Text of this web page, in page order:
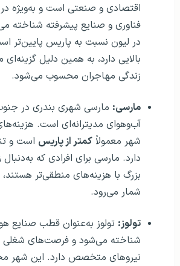
اقتصادی و صنعتی است و به‌ویژه
فناوری و صنایع پیشرفته شناخته
در لیون نسبت به پاریس پایین‌تر
بالایی دارد، به همین دلیل
زندگی مهاجران محسوب می‌شود.
مارسی: مارسی شهری بندری در
آب‌وهوای مدیترانه‌ای است.
شهر معمولاً کمتر از پاریس است و
دارد. مارسی برای افرادی که
بزرگ با هزینه‌های منطقی‌تر
شمار می‌رود.
تولوز: تولوز به‌عنوان قطب صنایع
شناخته می‌شود و فرصت‌های شغلی
نیروهای متخصص دارد. این شهر